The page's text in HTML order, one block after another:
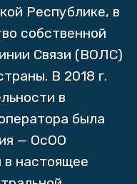
Республике, в
собственной
Связи (ВОЛС)
В 2018 г.
в
была
— ОсОО
настоящее